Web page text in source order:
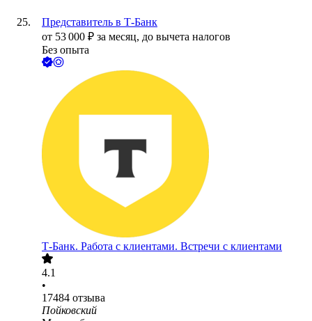
Представитель в Т-Банк
от 53 000 ₽ за месяц, до вычета налогов
Без опыта
Т-Банк. Работа с клиентами. Встречи с клиентами
4.1
•
17484 отзыва
Пойковский